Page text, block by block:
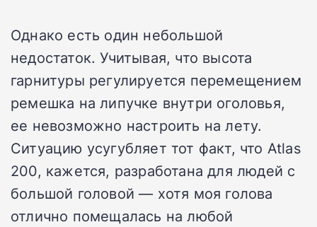
Однако есть один небольшой
недостаток. Учитывая, что высота
гарнитуры регулируется перемещением
ремешка на липучке внутри оголовья,
ее невозможно настроить на лету.
Ситуацию усугубляет тот факт, что Atlas
200, кажется, разработана для людей с
большой головой — хотя моя голова
отлично помещалась на любой